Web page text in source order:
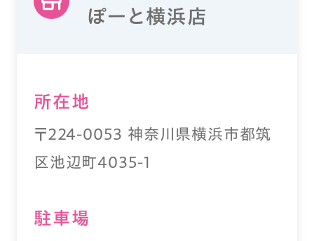
ぽーと横浜店
所在地
〒224-0053 神奈川県横浜市都筑
区池辺町4035-1
駐⾞場